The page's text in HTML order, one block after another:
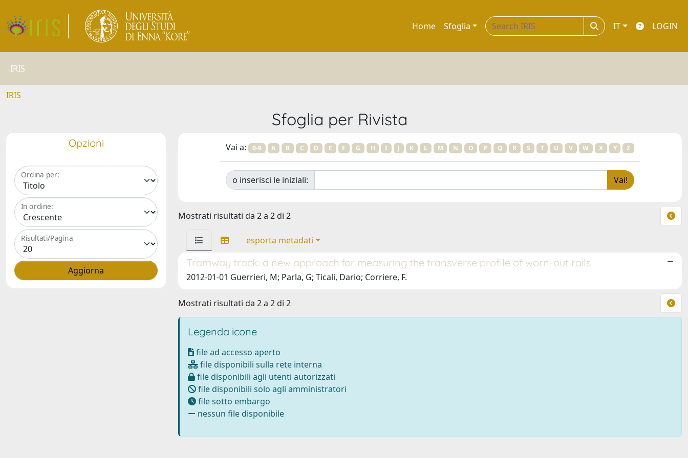
Home Sfoglia IT LOGIN
IRIS
IRIS
Sfoglia per Rivista
Opzioni
Ordina per:
In ordine:
Risultati/Pagina
Vai a: 0-9 A B C D E F G H I J K L M N O P Q R S T U V W X Y Z
o inserisci le iniziali:
Mostrati risultati da 2 a 2 di 2
esporta metadati
Tramway track: a new approach for measuring the transverse profile of worn-out rails
2012-01-01 Guerrieri, M; Parla, G; Ticali, Dario; Corriere, F.
Mostrati risultati da 2 a 2 di 2
Legenda icone
file ad accesso aperto
file disponibili sulla rete interna
file disponibili agli utenti autorizzati
file disponibili solo agli amministratori
file sotto embargo
nessun file disponibile